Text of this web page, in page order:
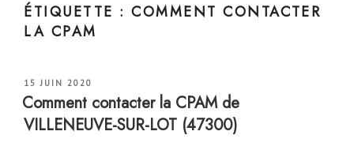
ÉTIQUETTE :COMMENT CONTACTER
LA CPAM
PUBLIÉ
LE
15 JUIN 2020
Comment contacter la CPAM de
VILLENEUVE-SUR-LOT (47300)